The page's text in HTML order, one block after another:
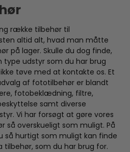
række tilbehør til
altid alt, hvad man måtte
på lager. Skulle du dog finde,
type udstyr som du har brug
tøve med at kontakte os. Et
af fototilbehør er blandt
fotobeklædning, filtre,
samt diverse
Vi har forsøgt at gøre vores
så overskueligt som muligt. På
så hurtigt som muligt kan finde
som du har brug for.